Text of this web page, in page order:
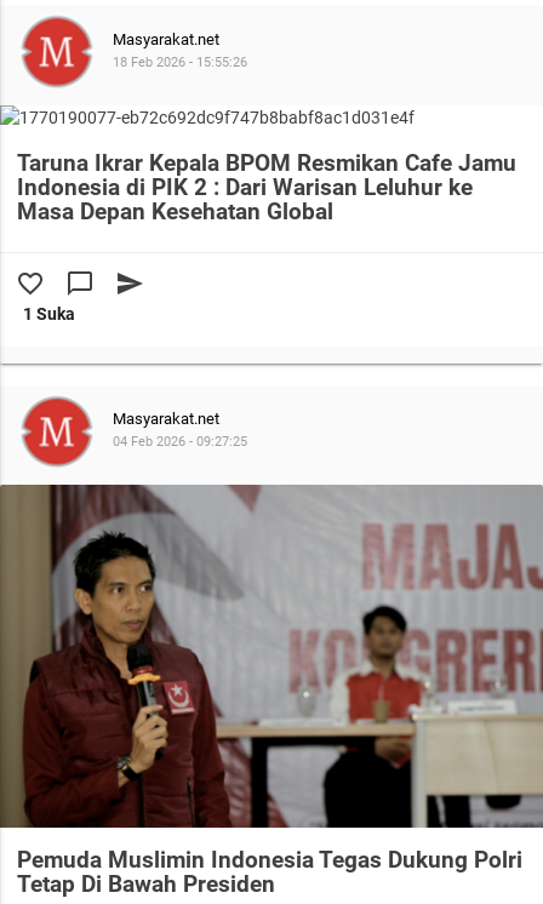
Masyarakat.net
18 Feb 2026 - 15:55:26
Taruna Ikrar Kepala BPOM Resmikan Cafe Jamu
Indonesia di PIK 2 : Dari Warisan Leluhur ke
Masa Depan Kesehatan Global
favorite_border chat_bubble_outline send
1 Suka
Masyarakat.net
04 Feb 2026 - 09:27:25
Pemuda Muslimin Indonesia Tegas Dukung Polri
Tetap Di Bawah Presiden